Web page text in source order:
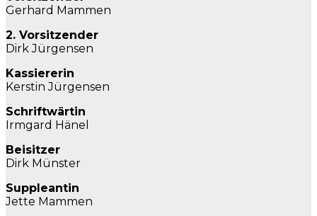
Gerhard Mammen
2. Vorsitzender
Dirk Jürgensen
Kassiererin
Kerstin Jürgensen
Schriftwärtin
Irmgard Hänel
Beisitzer
Dirk Münster
Suppleantin
Jette Mammen